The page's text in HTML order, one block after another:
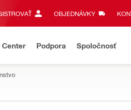
OBJEDNÁVKY
Center Podpora Spoločnosť